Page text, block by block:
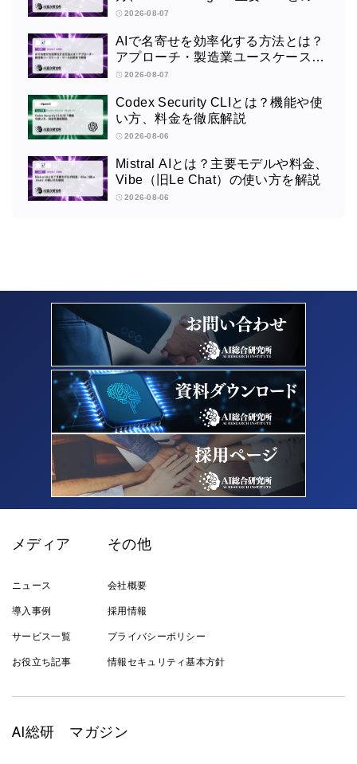
いを解説
2026-08-07
AIで名寄せを効率化する方法とは？
アプローチ・製造業ユースケース・
ツール比較まで解説
2026-08-07
Codex Security CLIとは？機能や使
い方、料金を徹底解説
2026-08-06
Mistral AIとは？主要モデルや料金、
Vibe（旧Le Chat）の使い方を解説
2026-08-06
メディア
ニュース
導入事例
サービス一覧
お役立ち記事
その他
会社概要
採用情報
プライバシーポリシー
情報セキュリティ基本方針
AI総研 マガジン